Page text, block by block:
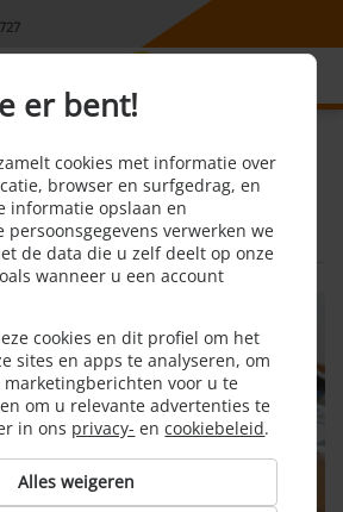
er bent!
cookies met informatie over
browser en surfgedrag, en
informatie opslaan en
persoonsgegevens verwerken we
de data die u zelf deelt op onze
wanneer u een account
cookies en dit profiel om het
sites en apps te analyseren, om
voor u te
om u relevante advertenties te
in ons privacy- encookiebeleid.
Alles weigeren